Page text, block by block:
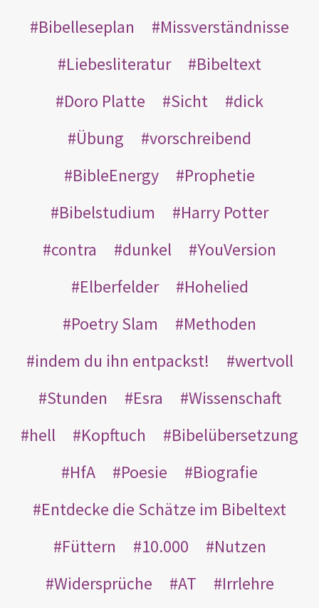
Bibelleseplan
Missverständnisse
Liebesliteratur
Bibeltext
Doro Platte
Sicht
dick
Übung
vorschreibend
BibleEnergy
Prophetie
Bibelstudium
Harry Potter
contra
dunkel
YouVersion
Elberfelder
Hohelied
Poetry Slam
Methoden
indem du ihn entpackst!
wertvoll
Stunden
Esra
Wissenschaft
hell
Kopftuch
Bibelübersetzung
HfA
Poesie
Biografie
Entdecke die Schätze im Bibeltext
Füttern
10.000
Nutzen
Widersprüche
AT
Irrlehre